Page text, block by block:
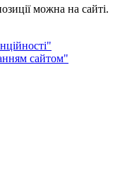
можна на сайті.
сайтом"